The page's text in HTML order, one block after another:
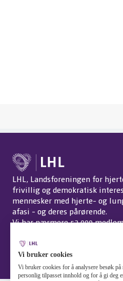
LHL, Landsforeningen for
frivillig og demokratisk
mennesker med hjerte- og
afasi - og deres pårørende.
Vi har nærmere 52 000
Endre cookie-innstillinger
Vi bruker cookies
Vi bruker cookies for å analysere besøk
personlig tilpasset innhold og for å gi deg